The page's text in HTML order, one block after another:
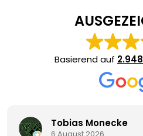
Basierend auf
Tobias Monecke